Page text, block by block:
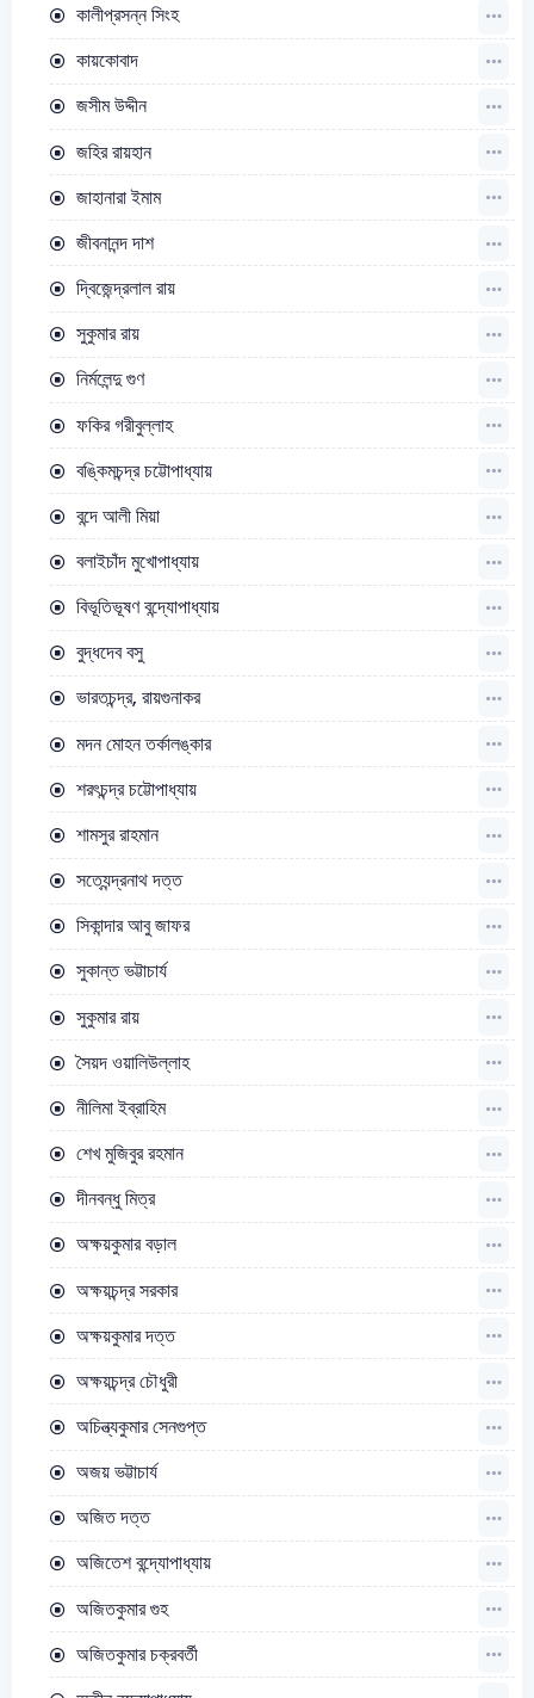
কালীপ্রসন্ন সিংহ
কায়কোবাদ
জসীম উদ্দীন
জহির রায়হান
জাহানারা ইমাম
জীবনানন্দ দাশ
দ্বিজেন্দ্রলাল রায়
সুকুমার রায়
নির্মলেন্দু গুণ
ফকির গরীবুল্লাহ
বঙ্কিমচন্দ্র চট্টোপাধ্যায়
বন্দে আলী মিয়া
বলাইচাঁদ মুখোপাধ্যায়
বিভূতিভূষণ বন্দ্যোপাধ্যায়
বুদ্ধদেব বসু
ভারতচন্দ্র, রায়গুনাকর
মদন মোহন তর্কালঙ্কার
শরৎচন্দ্র চট্টোপাধ্যায়
শামসুর রাহমান
সত্যেন্দ্রনাথ দত্ত
সিকান্দার আবু জাফর
সুকান্ত ভট্টাচার্য
সুকুমার রায়
সৈয়দ ওয়ালিউল্লাহ
নীলিমা ইব্রাহিম
শেখ মুজিবুর রহমান
দীনবন্ধু মিত্র
অক্ষয়কুমার বড়াল
অক্ষয়চন্দ্র সরকার
অক্ষয়কুমার দত্ত
অক্ষয়চন্দ্র চৌধুরী
অচিন্ত্যকুমার সেনগুপ্ত
অজয় ভট্টাচার্য
অজিত দত্ত
অজিতেশ বন্দ্যোপাধ্যায়
অজিতকুমার গুহ
অজিতকুমার চক্রবর্তী